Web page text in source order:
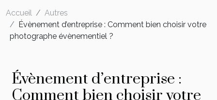
Accueil
Autres
Évènement d’entreprise : Comment bien choisir votre
photographe évènementiel ?
Évènement d’entreprise :
Comment bien choisir votre